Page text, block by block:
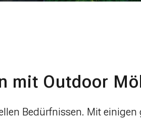
mit Outdoor
Bedürfnissen. Mit